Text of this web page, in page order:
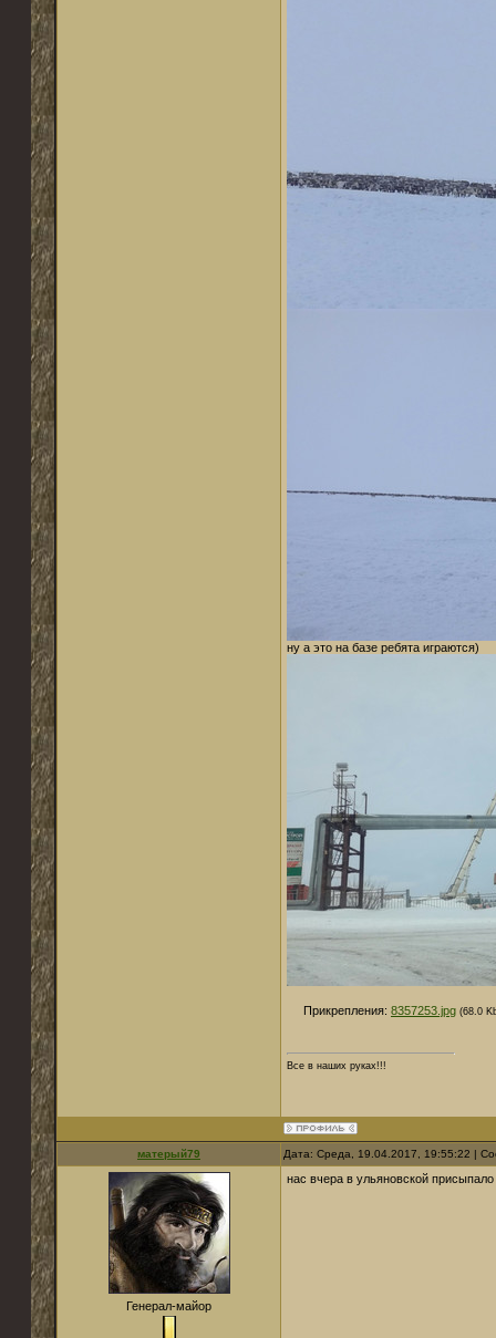
ну а это на базе ребята играются)
Прикрепления: 8357253.jpg (68.0
Все в наших руках!!!
матерый79 Дата: Среда, 19.04.2017, 19:55:22 |
Генерал-майор
нас вчера в ульяновской